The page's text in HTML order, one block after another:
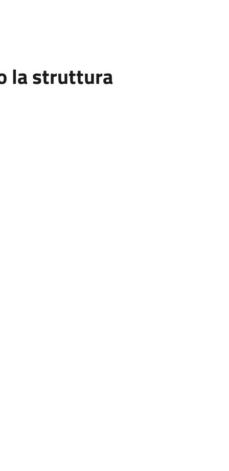
la struttura